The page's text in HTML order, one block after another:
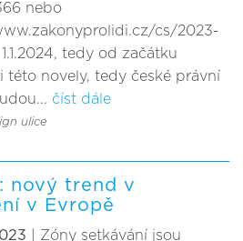
nebo
cs/2023-
tedy od začátku
této novely, tedy české právní
číst dále
ulice
nový trend v
v Evropě
| Zóny setkávání jsou